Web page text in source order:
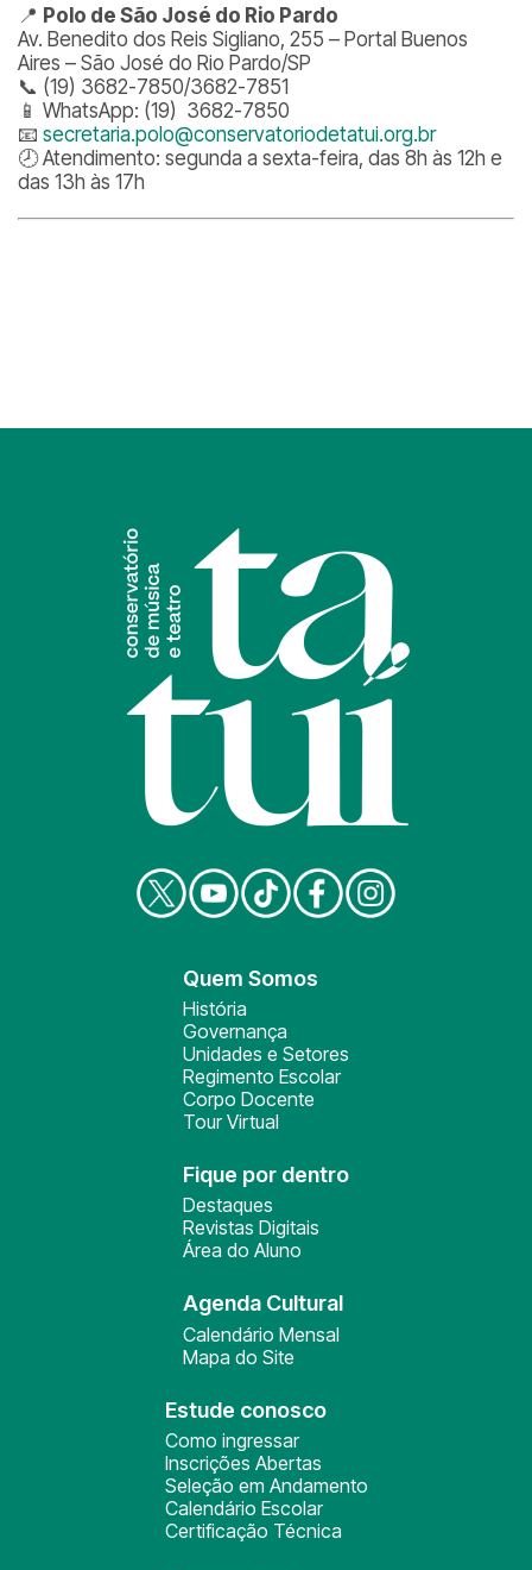
📍 Polo de São José do Rio Pardo
Av. Benedito dos Reis Sigliano, 255 – Portal Buenos
Aires – São José do Rio Pardo/SP
📞 (19) 3682-7850/3682-7851
📱 WhatsApp: (19) 3682-7850
📧 secretaria.polo@conservatoriodetatui.org.br
🕗 Atendimento: segunda a sexta-feira, das 8h às 12h e
das 13h às 17h
Quem Somos
História
Governança
Unidades e Setores
Regimento Escolar
Corpo Docente
Tour Virtual
Fique por dentro
Destaques
Revistas Digitais
Área do Aluno
Agenda Cultural
Calendário Mensal
Mapa do Site
Estude conosco
Como ingressar
Inscrições Abertas
Seleção em Andamento
Calendário Escolar
Certificação Técnica